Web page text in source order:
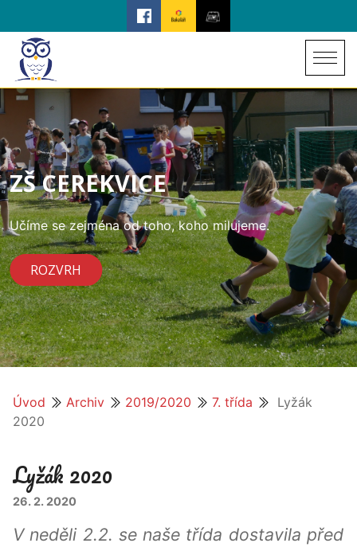
ZŠ CEREKVICE
Učíme se zejména od toho, koho milujeme.
ROZVRH
Úvod Archiv 2019/2020 7. třída
Lyžák
2020
Lyžák 2020
26. 2. 2020
V neděli 2.2. se naše třída dostavila před